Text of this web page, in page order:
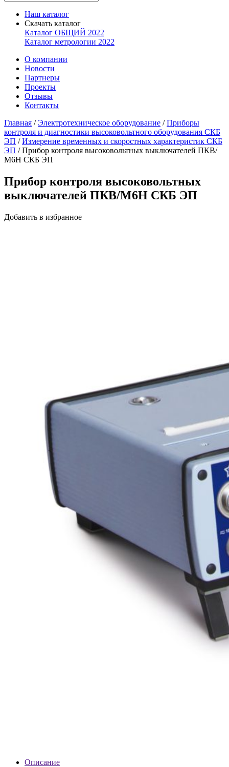
Наш каталог
Скачать каталог
Каталог ОБЩИЙ 2022
Каталог метрологии 2022
О компании
Новости
Партнеры
Проекты
Отзывы
Контакты
Главная / Электротехническое оборудование / Приборы
контроля и диагностики высоковольтного оборудования СКБ
ЭП / Измерение временных и скоростных характеристик СКБ
ЭП / Прибор контроля высоковольтных выключателей ПКВ/
М6Н СКБ ЭП
Прибор контроля высоковольтных
выключателей ПКВ/М6Н СКБ ЭП
Добавить в избранное
Описание